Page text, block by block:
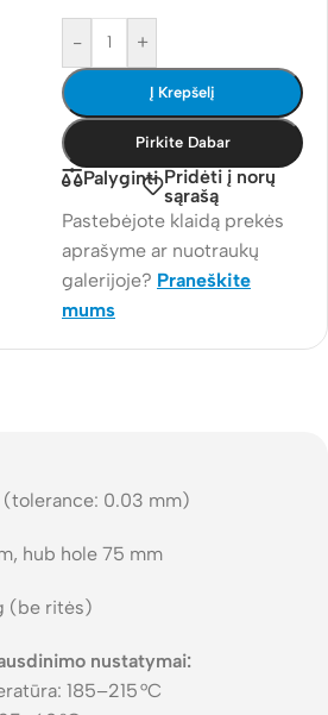
- +
Į Krepšelį
Pirkite Dabar
Palyginti Pridėti į norų
sąrašą
Pastebėjote klaidą prekės
aprašyme ar nuotraukų
galerijoje? Praneškite
mums
(tolerance: 0.03 mm)
hub hole 75 mm
(be ritės)
nustatymai:
185–215 °C